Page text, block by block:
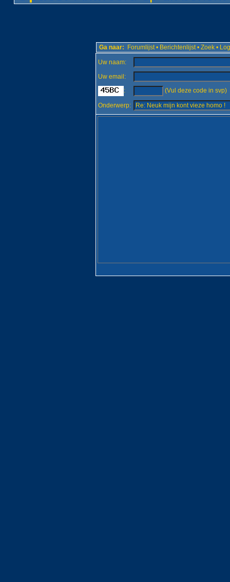
Ga naar: Forumlijst • Berichtenlijst • Zoek •
Uw naam:
Uw email:
:
(Vul deze code in svp)
Onderwerp: